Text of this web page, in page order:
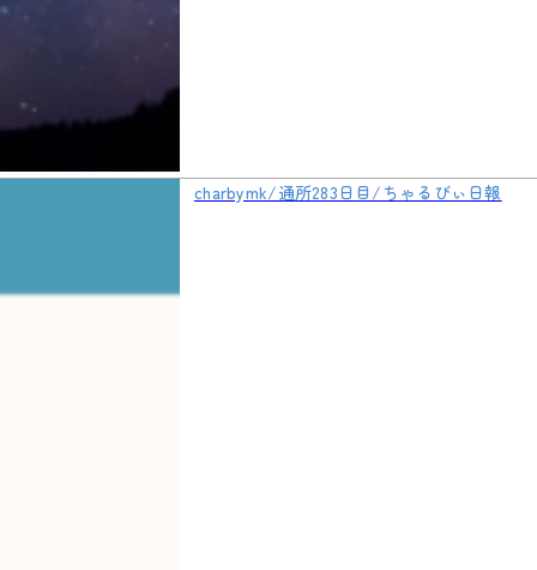
charbymk/通所283日目/ちゃるびぃ日報